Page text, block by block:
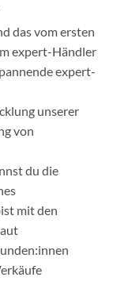
das vom ersten
expert-Händler
expert-
unserer
von
du die
mit den